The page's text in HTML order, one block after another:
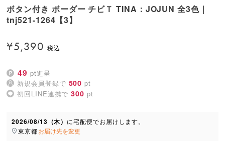
ボタン付き ボーダー チビＴ TINA：JOJUN 全3色｜
tnj521-1264【3】
¥5,390
49 pt進呈
新規会員登録で 500 pt
初回LINE連携で 300 pt
2026/08/13（木） に宅配便でお届けします。
東京都お届け先を変更